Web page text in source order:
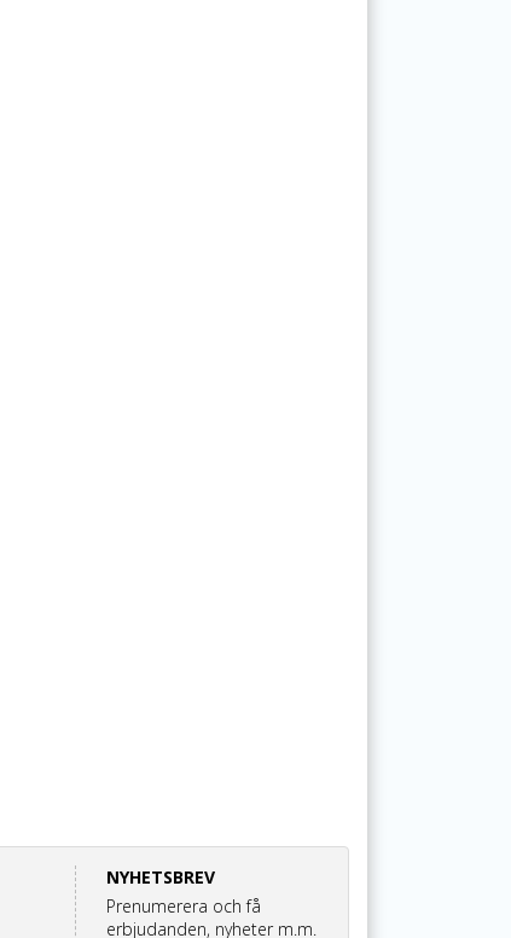
NYHETSBREV
Prenumerera och få
erbjudanden, nyheter m.m.